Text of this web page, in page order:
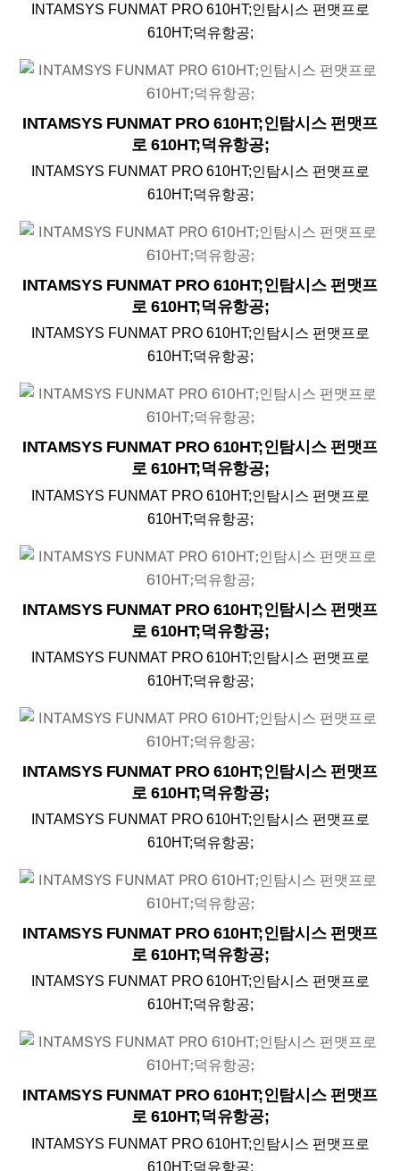
INTAMSYS FUNMAT PRO 610HT;인탐시스 펀맷프로
610HT;덕유항공;
INTAMSYS FUNMAT PRO 610HT;인탐시스 펀맷프
로 610HT;덕유항공;
INTAMSYS FUNMAT PRO 610HT;인탐시스 펀맷프로
610HT;덕유항공;
INTAMSYS FUNMAT PRO 610HT;인탐시스 펀맷프
로 610HT;덕유항공;
INTAMSYS FUNMAT PRO 610HT;인탐시스 펀맷프로
610HT;덕유항공;
INTAMSYS FUNMAT PRO 610HT;인탐시스 펀맷프
로 610HT;덕유항공;
INTAMSYS FUNMAT PRO 610HT;인탐시스 펀맷프로
610HT;덕유항공;
INTAMSYS FUNMAT PRO 610HT;인탐시스 펀맷프
로 610HT;덕유항공;
INTAMSYS FUNMAT PRO 610HT;인탐시스 펀맷프로
610HT;덕유항공;
INTAMSYS FUNMAT PRO 610HT;인탐시스 펀맷프
로 610HT;덕유항공;
INTAMSYS FUNMAT PRO 610HT;인탐시스 펀맷프로
610HT;덕유항공;
INTAMSYS FUNMAT PRO 610HT;인탐시스 펀맷프
로 610HT;덕유항공;
INTAMSYS FUNMAT PRO 610HT;인탐시스 펀맷프로
610HT;덕유항공;
INTAMSYS FUNMAT PRO 610HT;인탐시스 펀맷프
로 610HT;덕유항공;
INTAMSYS FUNMAT PRO 610HT;인탐시스 펀맷프로
610HT;덕유항공;